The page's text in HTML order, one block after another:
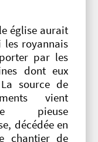
église aurait
les royannais
par les
dont eux
source de
vient
pieuse
décédée en
chantier de